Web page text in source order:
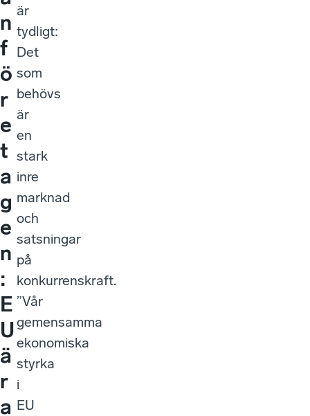
n
f
ö
r
e
t
a
g
e
n
:
E
U
ä
r
a
är
tydligt:
Det
som
behövs
är
en
stark
inre
marknad
och
satsningar
på
konkurrenskraft.
”Vår
gemensamma
ekonomiska
styrka
i
EU